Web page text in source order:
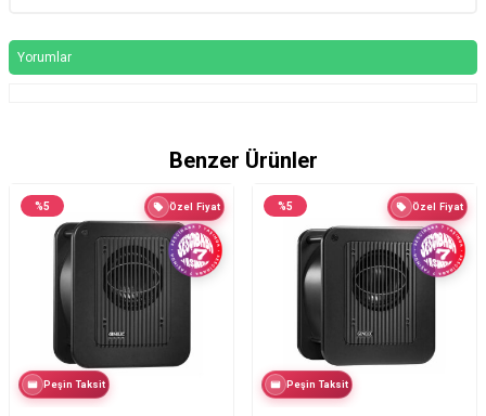
Yorumlar
Benzer Ürünler
%5 Özel Fiyat
Peşin Taksit
%5 Özel Fiyat
Peşin Taksit